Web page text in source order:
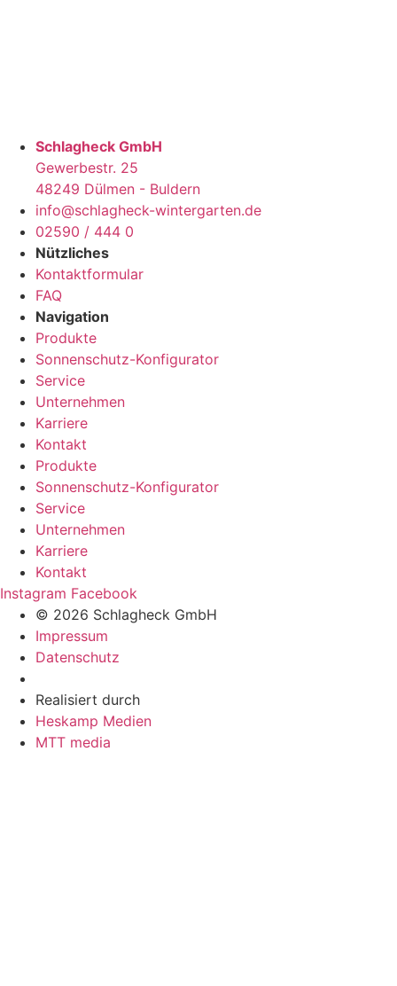
Schlagheck GmbH
Gewerbestr. 25
48249 Dülmen - Buldern
info@schlagheck-wintergarten.de
02590 / 444 0
Nützliches
Kontaktformular
FAQ
Navigation
Produkte
Sonnenschutz-Konfigurator
Service
Unternehmen
Karriere
Kontakt
Produkte
Sonnenschutz-Konfigurator
Service
Unternehmen
Karriere
Kontakt
Instagram Facebook
© 2026 Schlagheck GmbH
Impressum
Datenschutz
Realisiert durch
Heskamp Medien
MTT media